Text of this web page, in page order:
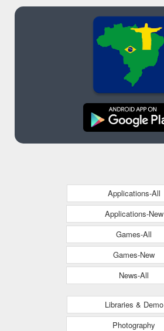
Applications-All
Applications-New
Games-All
Games-New
News-All
Libraries & Demo
Photography